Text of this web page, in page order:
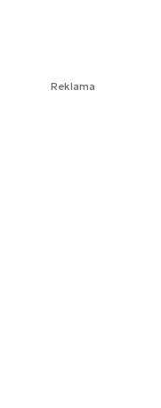
Reklama